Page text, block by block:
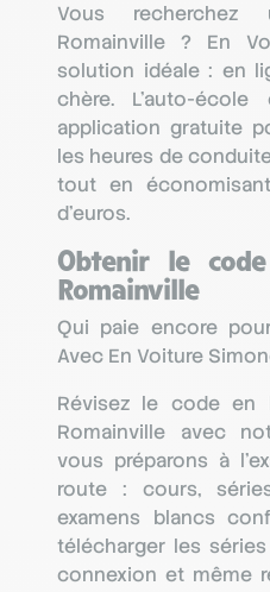
Vous
Romainville ? En
solution idéale : en
chère. L’auto-
application gratuite
les heures de
tout en
d’euros.
Obtenir le
Romainville
Qui paie encore
Avec En Voiture
Révisez le code en
Romainville avec
vous préparons à
route : cours,
examens blancs
télécharger les
connexion et même